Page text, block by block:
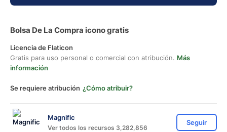
Bolsa De La Compra icono gratis
Licencia de Flaticon
Gratis para uso personal o comercial con atribución. Más
información
Se requiere atribución ¿Cómo atribuir?
Magnific
Ver todos los recursos 3,282,856
Seguir